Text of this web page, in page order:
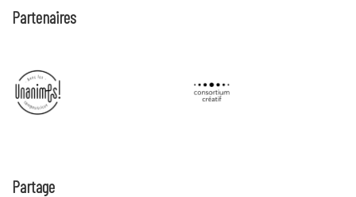
Partenaires
Partage